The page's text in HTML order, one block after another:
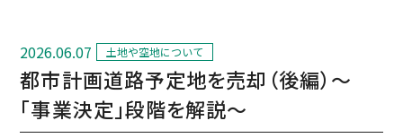
2026.06.07 土地や空地について
都市計画道路予定地を売却（後編）〜
「事業決定」段階を解説〜